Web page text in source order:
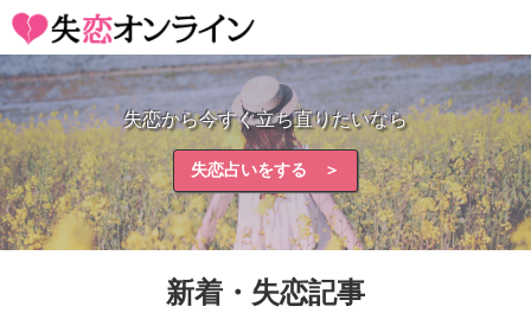
失恋から今すぐ立ち直りたいなら
失恋占いをする ＞
新着・失恋記事